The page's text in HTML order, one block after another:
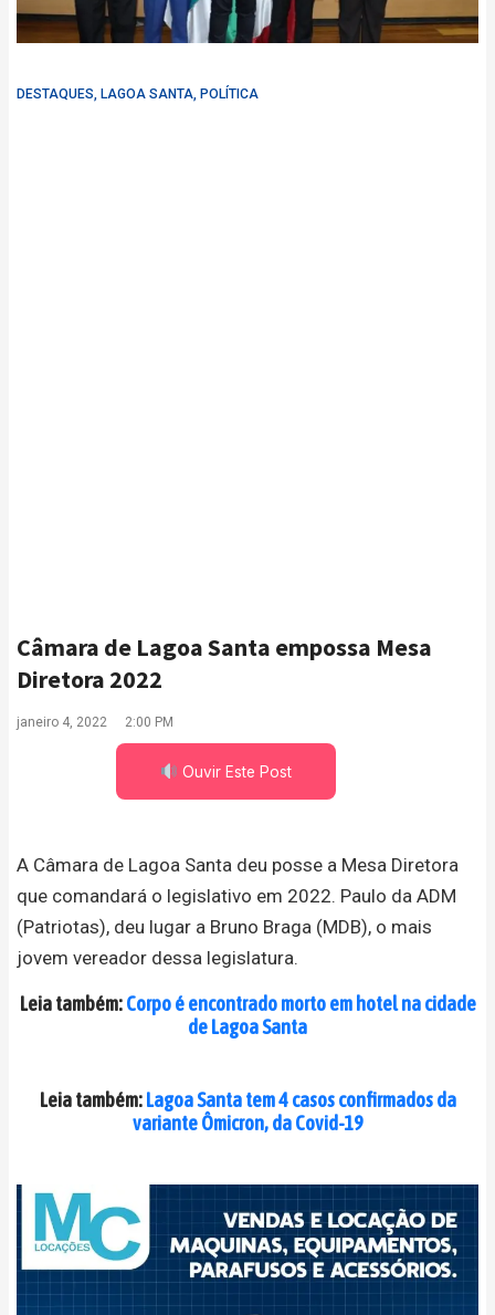
DESTAQUES, LAGOA SANTA, POLÍTICA
Câmara de Lagoa Santa empossa Mesa
Diretora 2022
janeiro 4, 2022 2:00 PM
Ouvir Este Post
A Câmara de Lagoa Santa deu posse a Mesa Diretora
que comandará o legislativo em 2022. Paulo da ADM
(Patriotas), deu lugar a Bruno Braga (MDB), o mais
jovem vereador dessa legislatura.
Leia também:Corpo é encontrado morto em hotel na cidade
de Lagoa Santa
Leia também:Lagoa Santa tem 4 casos confirmados da
variante Ômicron, da Covid-19